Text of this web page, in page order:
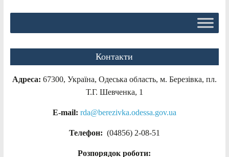
Контакти
Адреса: 67300, Україна, Одеська область, м. Березівка, пл.
Т.Г. Шевченка, 1
E-mail: rda@berezivka.odessa.gov.ua
Телефон: (04856) 2-08-51
Розпорядок роботи: